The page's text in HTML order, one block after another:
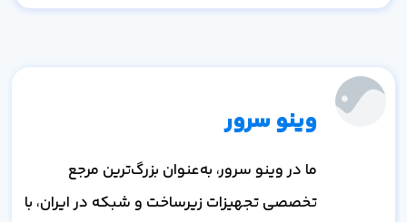
وینو سرور
ما در وینو سرور، به‌عنوان بزرگ‌ترین مرجع
تخصصی تجهیزات زیرساخت و شبکه در ایران، با